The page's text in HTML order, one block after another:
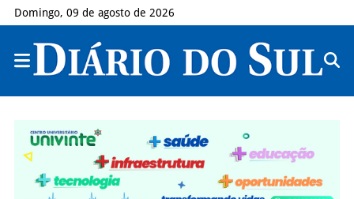
Domingo, 09 de agosto de 2026